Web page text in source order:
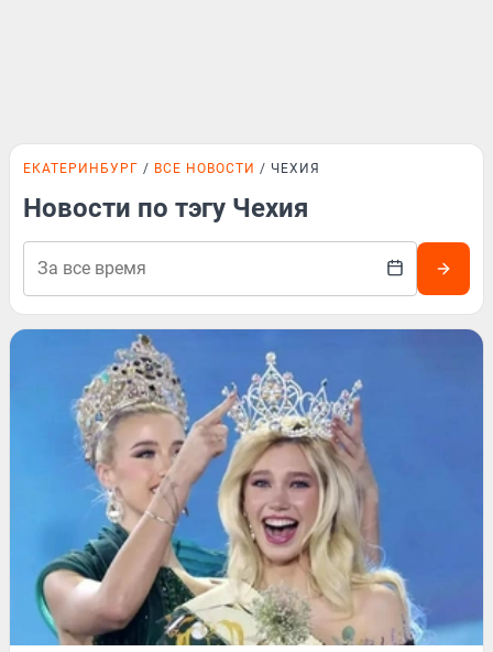
ЕКАТЕРИНБУРГ ВСЕ НОВОСТИ ЧЕХИЯ
Новости по тэгу Чехия